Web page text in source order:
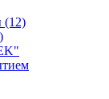
(12)